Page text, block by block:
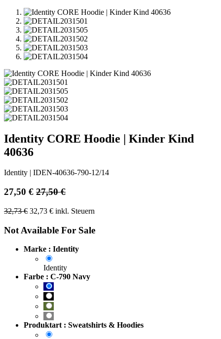
Identity CORE Hoodie | Kinder Kind
40636
Identity IDEN-40636-790-12/14
27,50 € 27,50€
32,73€ 32,73 € inkl. Steuern
Not Available For Sale
Marke : Identity
Identity
Farbe : C-790 Navy
Produktart : Sweatshirts & Hoodies